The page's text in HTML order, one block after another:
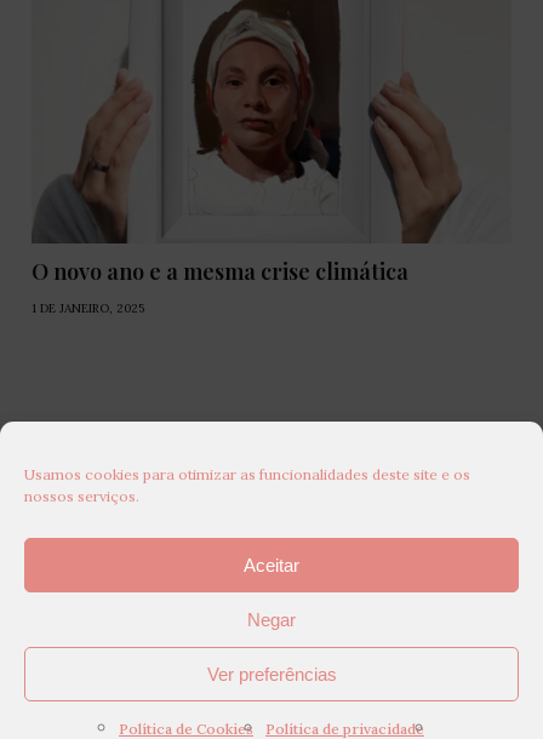
Usamos cookies para otimizar as funcionalidades deste site e os
nossos serviços.
Aceitar
Negar
Ver preferências
Política de Cookies Política de privacidade
O novo ano e a mesma crise climática
1 DE JANEIRO, 2025